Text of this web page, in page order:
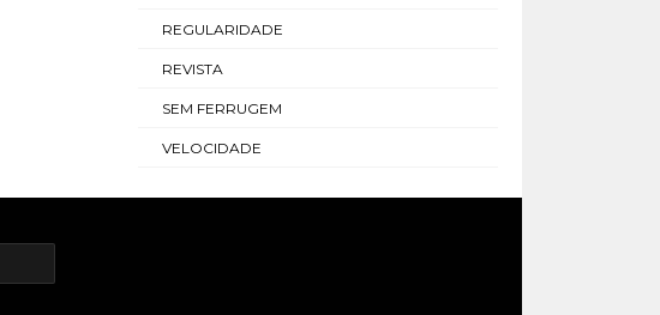
REGULARIDADE
REVISTA
SEM FERRUGEM
VELOCIDADE